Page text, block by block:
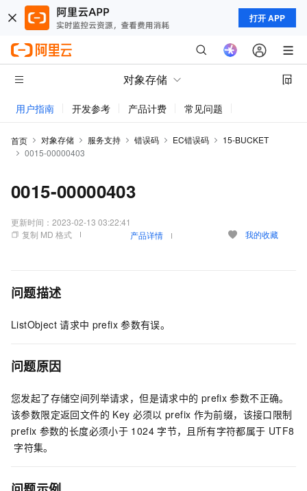
打开 APP
对象存储
用户指南 开发参考 产品计费 常见问题
首页 对象存储 服务支持 错误码 EC错误码
15-BUCKET
0015-00000403
0015-00000403
更新时间： 2023-02-13 03:22:41
复制 MD 格式
产品详情 我的收藏
问题描述
ListObject 请求中 prefix 参数有误。
问题原因
您发起了存储空间列举请求，但是请求中的 prefix 参数不正确。
该参数限定返回文件的 Key 必须以 prefix 作为前缀，该接口限制
prefix 参数的长度必须小于 1024 字节，且所有字符都属于 UTF8
字符集。